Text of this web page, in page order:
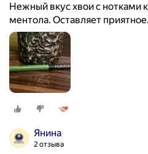
Нежный вкус хвои с нотками
ментола. Оставляет приятное
Янина
2 отзыва